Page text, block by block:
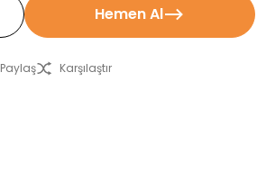
Hemen Al
Paylaş Karşılaştır